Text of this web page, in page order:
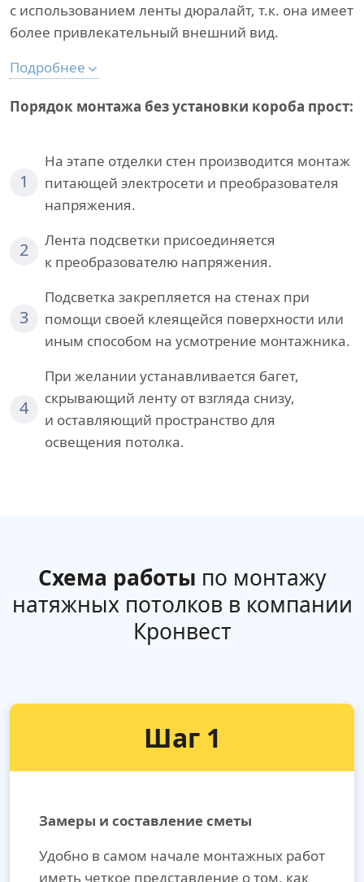
с использованием ленты дюралайт, т.к. она имеет
более привлекательный внешний вид.
Подробнее
Порядок монтажа без установки короба прост:
1
На этапе отделки стен производится монтаж
питающей электросети и преобразователя
напряжения.
2
Лента подсветки присоединяется
к преобразователю напряжения.
3
Подсветка закрепляется на стенах при
помощи своей клеящейся поверхности или
иным способом на усмотрение монтажника.
4
При желании устанавливается багет,
скрывающий ленту от взгляда снизу,
и оставляющий пространство для
освещения потолка.
Схема работы по монтажу
натяжных потолков в компании
Кронвест
Шаг 1
Замеры и составление сметы
Удобно в самом начале монтажных работ
иметь четкое представление о том, как